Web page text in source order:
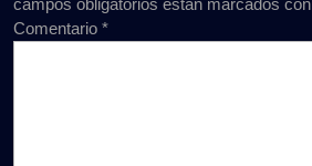
campos obligatorios están marcados con
Comentario *